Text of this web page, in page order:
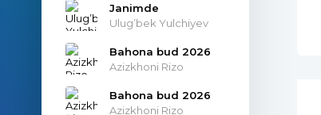
Janimde
Ulug’bek Yulchiyev
Bahona bud 2026
Azizkhoni Rizo
Bahona bud 2026
Azizkhoni Rizo